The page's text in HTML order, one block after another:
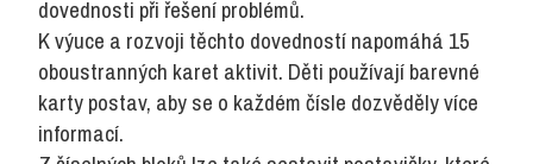
dovednosti při řešení problémů.
K výuce a rozvoji těchto dovedností napomáhá 15
oboustranných karet aktivit. Děti používají barevné
karty postav, aby se o každém čísle dozvěděly více
informací.